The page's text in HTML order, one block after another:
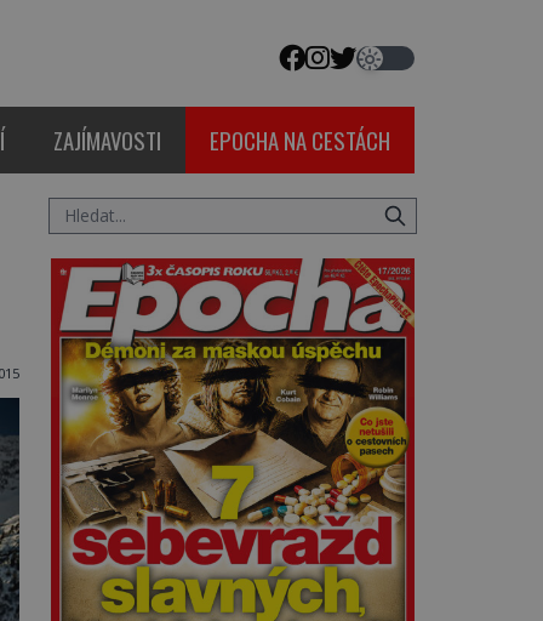
ZAJÍMAVOSTI EPOCHA NA CESTÁCH